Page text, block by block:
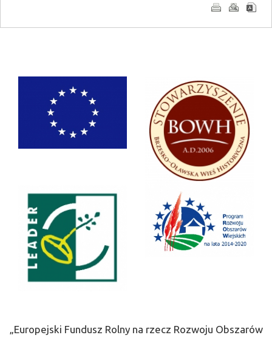
„Europejski Fundusz Rolny na rzecz Rozwoju Obszarów